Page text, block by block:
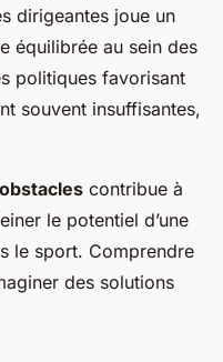
dirigeantes joue un
équilibrée au sein des
politiques favorisant
souvent insuffisantes,
contribue à
le potentiel d’une
le sport. Comprendre
des solutions